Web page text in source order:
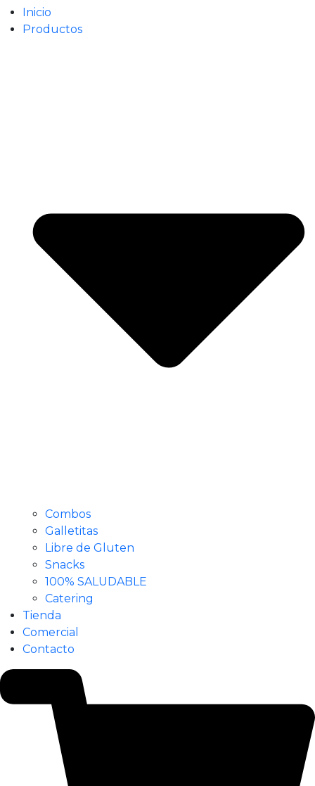
Inicio
Productos
Combos
Galletitas
Libre de Gluten
Snacks
100% SALUDABLE
Catering
Tienda
Comercial
Contacto